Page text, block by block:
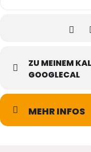
ZU MEINEM
GOOGLECAL
MEHR INFOS